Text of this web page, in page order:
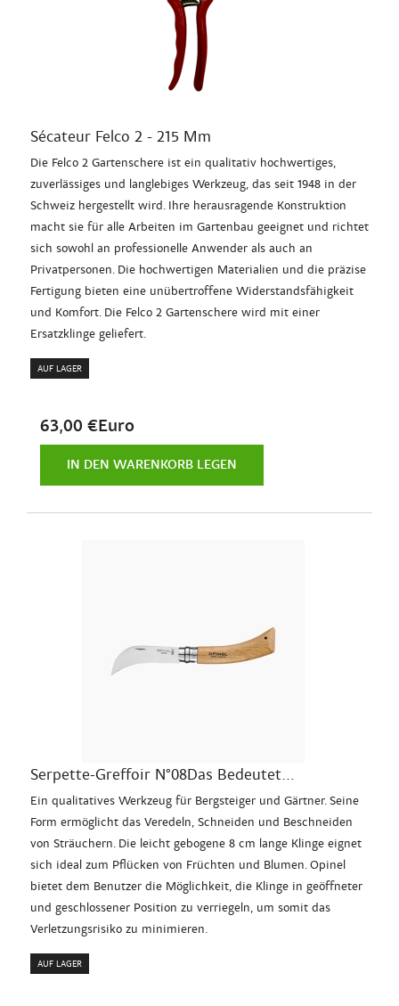
Sécateur Felco 2 - 215 Mm
Die Felco 2 Gartenschere ist ein qualitativ hochwertiges,
zuverlässiges und langlebiges Werkzeug, das seit 1948 in der
Schweiz hergestellt wird. Ihre herausragende Konstruktion
macht sie für alle Arbeiten im Gartenbau geeignet und richtet
sich sowohl an professionelle Anwender als auch an
Privatpersonen. Die hochwertigen Materialien und die präzise
Fertigung bieten eine unübertroffene Widerstandsfähigkeit
und Komfort. Die Felco 2 Gartenschere wird mit einer
Ersatzklinge geliefert.
AUF LAGER
63,00 €Euro
IN DEN WARENKORB LEGEN
Serpette-Greffoir N°08Das Bedeutet...
Ein qualitatives Werkzeug für Bergsteiger und Gärtner. Seine
Form ermöglicht das Veredeln, Schneiden und Beschneiden
von Sträuchern. Die leicht gebogene 8 cm lange Klinge eignet
sich ideal zum Pflücken von Früchten und Blumen. Opinel
bietet dem Benutzer die Möglichkeit, die Klinge in geöffneter
und geschlossener Position zu verriegeln, um somit das
Verletzungsrisiko zu minimieren.
AUF LAGER